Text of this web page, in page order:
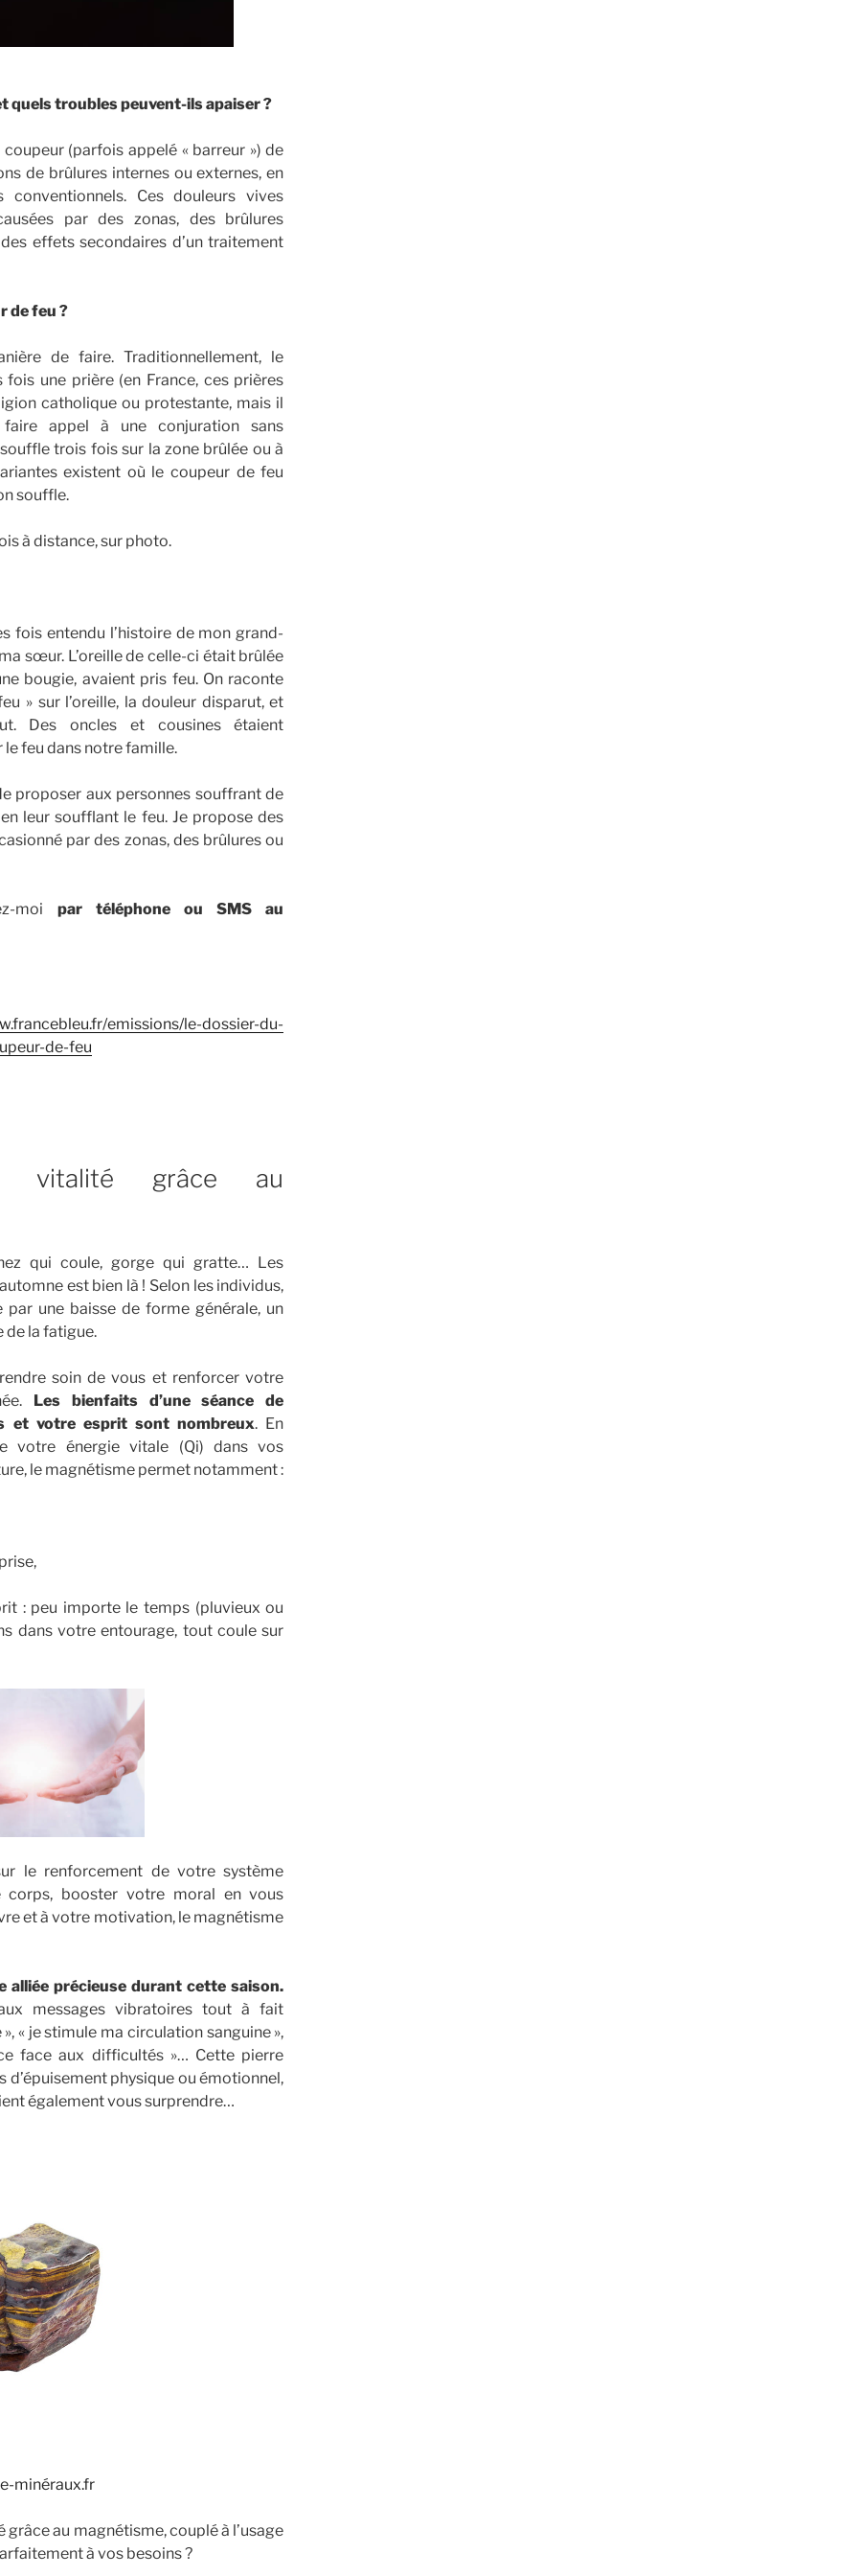
quels troubles peuvent-ils apaiser ?
(parfois appelé « barreur ») de
de brûlures internes ou externes, en
Ces douleurs vives
par des zonas, des brûlures
effets secondaires d’un traitement
de feu ?
de faire. Traditionnellement, le
une prière (en France, ces prières
catholique ou protestante, mais il
appel à une conjuration sans
trois fois sur la zone brûlée ou à
existent où le coupeur de feu
souffle.
à distance, sur photo.
fois entendu l’histoire de mon grand-
sœur. L’oreille de celle-ci était brûlée
bougie, avaient pris feu. On raconte
» sur l’oreille, la douleur disparut, et
Des oncles et cousines étaient
feu dans notre famille.
proposer aux personnes souffrant de
leur soufflant le feu. Je propose des
par des zonas, des brûlures ou
moi par téléphone ou SMS au
emissions/le-dossier-du-
de-feu
vitalité grâce au
qui coule, gorge qui gratte… Les
est bien là ! Selon les individus,
une baisse de forme générale, un
de la fatigue.
soin de vous et renforcer votre
Les bienfaits d’une séance de
et votre esprit sont nombreux. En
votre énergie vitale (Qi) dans vos
le magnétisme permet notamment :
: peu importe le temps (pluvieux ou
dans votre entourage, tout coule sur
le renforcement de votre système
corps, booster votre moral en vous
et à votre motivation, le magnétisme
alliée précieuse durant cette saison.
messages vibratoires tout à fait
« je stimule ma circulation sanguine »,
face aux difficultés »… Cette pierre
d’épuisement physique ou émotionnel,
également vous surprendre…
minéraux.fr
au magnétisme, couplé à l’usage
à vos besoins ?